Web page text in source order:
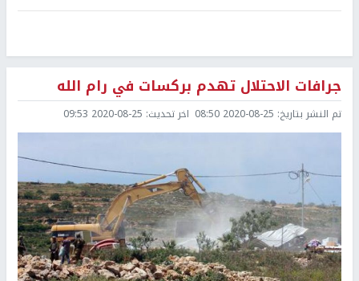
جرافات الاحتلال تهدم بركسات في رام الله
تم النشر بتاريخ: 2020-08-25 08:50 اخر تحديث: 2020-08-25 09:53